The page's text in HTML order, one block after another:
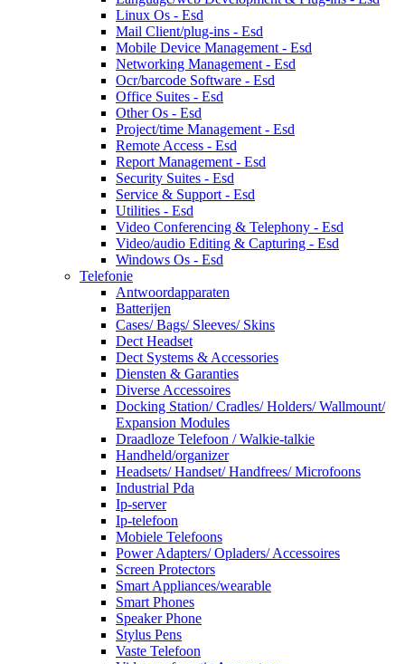
Linux Os - Esd
Mail Client/plug-ins - Esd
Mobile Device Management - Esd
Networking Management - Esd
Ocr/barcode Software - Esd
Office Suites - Esd
Other Os - Esd
Project/time Management - Esd
Remote Access - Esd
Report Management - Esd
Security Suites - Esd
Service & Support - Esd
Utilities - Esd
Video Conferencing & Telephony - Esd
Video/audio Editing & Capturing - Esd
Windows Os - Esd
Telefonie
Antwoordapparaten
Batterijen
Cases/ Bags/ Sleeves/ Skins
Dect Headset
Dect Systems & Accessories
Diensten & Garanties
Diverse Accessoires
Docking Station/ Cradles/ Holders/ Wallmount/
Expansion Modules
Draadloze Telefoon / Walkie-talkie
Handheld/organizer
Headsets/ Handset/ Handfrees/ Microfoons
Industrial Pda
Ip-server
Ip-telefoon
Mobiele Telefoons
Power Adapters/ Opladers/ Accessoires
Screen Protectors
Smart Appliances/wearable
Smart Phones
Speaker Phone
Stylus Pens
Vaste Telefoon